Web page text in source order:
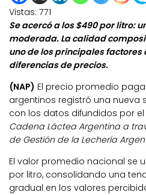
Vistas: 771
Se acercó a los $490 por litro:
moderada. La calidad
uno de los principales factores
diferencias de precios.
(NAP) El precio promedio
argentinos registró una nueva
con los datos difundidos por el
Cadena Láctea Argentina a
de Gestión de la Lechería
El valor promedio nacional se
por litro, consolidando una
gradual en los valores